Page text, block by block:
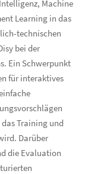
Machine
Learning in das
technischen
bei der
Ein Schwerpunkt
für interaktives
Training und
Darüber
die Evaluation